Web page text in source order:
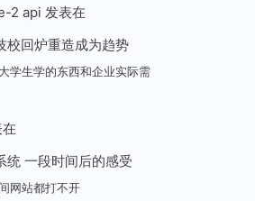
2 api 发表在
校回炉重造成为趋势
学生学的东西和企业实际需
统 一段时间后的感受
网站都打不开